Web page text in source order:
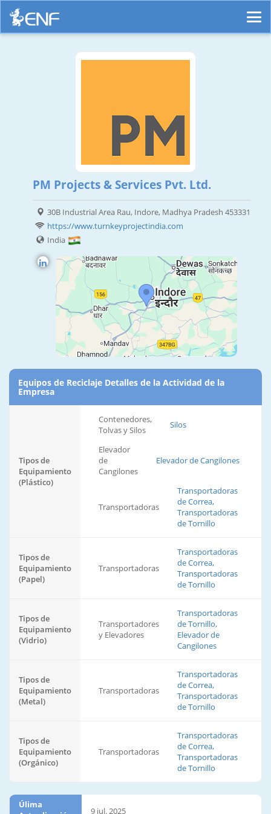
PM Projects & Services Pvt. Ltd.
30B Industrial Area Rau, Indore, Madhya Pradesh 453331
https://www.turnkeyprojectindia.com
India
Equipos de Reciclaje Detalles de la Actividad de la
Empresa
Tipos de
Equipamiento
(Plástico)
Contenedores,
Tolvas y Silos
Silos
Elevador
de
Cangilones
Elevador de Cangilones
Transportadoras
Transportadoras
de Correa,
Transportadoras
de Tornillo
Tipos de
Equipamiento
(Papel)
Transportadoras
Transportadoras
de Correa,
Transportadoras
de Tornillo
Tipos de
Equipamiento
(Vidrio)
Transportadores
y Elevadores
Transportadoras
de Tornillo,
Elevador de
Cangilones
Tipos de
Equipamiento
(Metal)
Transportadoras
Transportadoras
de Correa,
Transportadoras
de Tornillo
Tipos de
Equipamiento
(Orgánico)
Transportadoras
Transportadoras
de Correa,
Transportadoras
de Tornillo
Úlima
9 jul. 2025